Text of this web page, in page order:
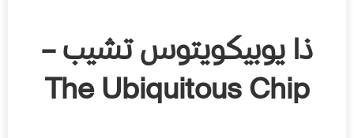
ذا يوبيكويتوس تشيب –
The Ubiquitous Chip